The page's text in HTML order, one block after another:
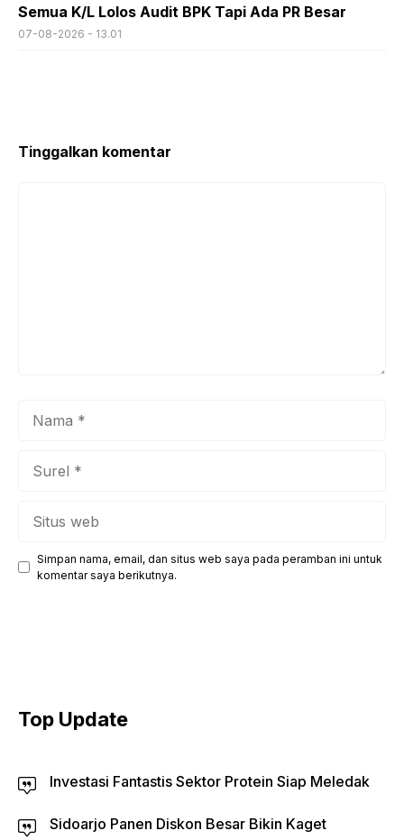
Semua K/L Lolos Audit BPK Tapi Ada PR Besar
07-08-2026 - 13.01
Tinggalkan komentar
Simpan nama, email, dan situs web saya pada peramban ini untuk
komentar saya berikutnya.
Top Update
Investasi Fantastis Sektor Protein Siap Meledak
Sidoarjo Panen Diskon Besar Bikin Kaget